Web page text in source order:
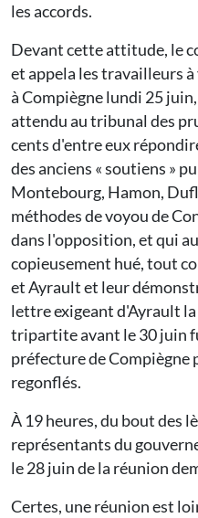
les accords.
Devant cette attitude, le
et appela les travailleurs
à Compiègne lundi 25
attendu au tribunal des
cents d'entre eux
des anciens « soutiens »
Montebourg, Hamon,
méthodes de voyou de
dans l'opposition, et qui
copieusement hué, tout
et Ayrault et leur
lettre exigeant d'Ayrault
tripartite avant le 30 juin
préfecture de Compiègne
regonflés.
À 19 heures, du bout des
représentants du
le 28 juin de la réunion
Certes, une réunion est